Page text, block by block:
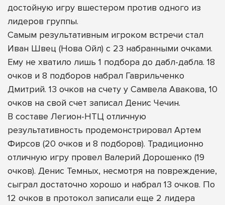
достойную игру вшестером против одного из
лидеров группы.
Самым результативным игроком встречи стал
Иван Швец (Нова Ойл) с 23 набранными очками.
Ему не хватило лишь 1 подбора до дабл-дабла. 18
очков и 8 подборов набрал Гаврильченко
Дмитрий. 13 очков на счету у Самвела Авакова, 10
очков на свой счет записал Денис Чечин.
В составе Легион-НТЦ отличную
результативность продемонстрировал Артем
Фирсов (20 очков и 8 подборов). Традиционно
отличную игру провел Валерий Дорошенко (19
очков). Денис Темных, несмотря на повреждение,
сыграл достаточно хорошо и набрал 13 очков. По
12 очков в протокол записали еще 2 лидера